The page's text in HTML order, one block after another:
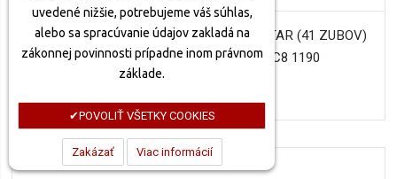
uvedené nižšie, potrebujeme váš súhlas,
alebo sa spracúvanie údajov zakladá na
zákonnej povinnosti prípadne inom právnom
základe.
POVOLIŤ VŠETKY COOKIES
Zakázať Viac informácií
OCEĽOVÁ ROZETA SUN1-4442-41,SUNSTAR (41 ZUBOV)
DUCATI SUPERMOTO 990,KTM RC8 1190